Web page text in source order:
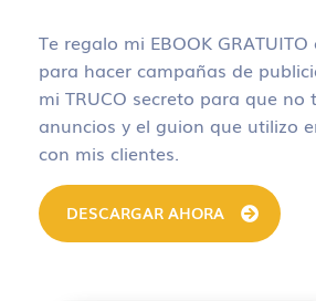
Te regalo mi EBOOK
para hacer campañas de
mi TRUCO secreto para que no
anuncios y el guion que utilizo
con mis clientes.
DESCARGAR AHORA